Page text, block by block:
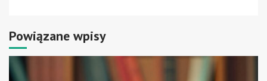
Powiązane wpisy